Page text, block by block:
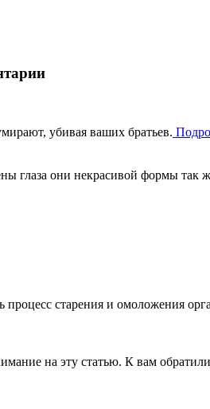
убивая ваших братьев.
глаза они некрасивой формы так
старения и омоложения
на эту статью. К вам